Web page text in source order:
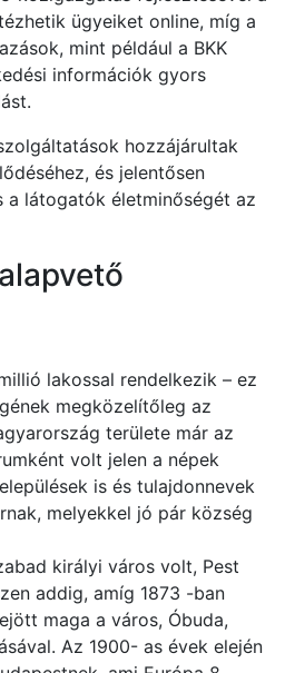
ügyeiket online, míg a
mint például a BKK
információk gyors
hozzájárultak
és jelentősen
a látogatók életminőségét az
lakossal rendelkezik – ez
megközelítőleg az
területe már az
volt jelen a népek
is és tulajdonnevek
melyekkel jó pár község
királyi város volt, Pest
addig, amíg 1873 -ban
maga a város, Óbuda,
Az 1900- as évek elején